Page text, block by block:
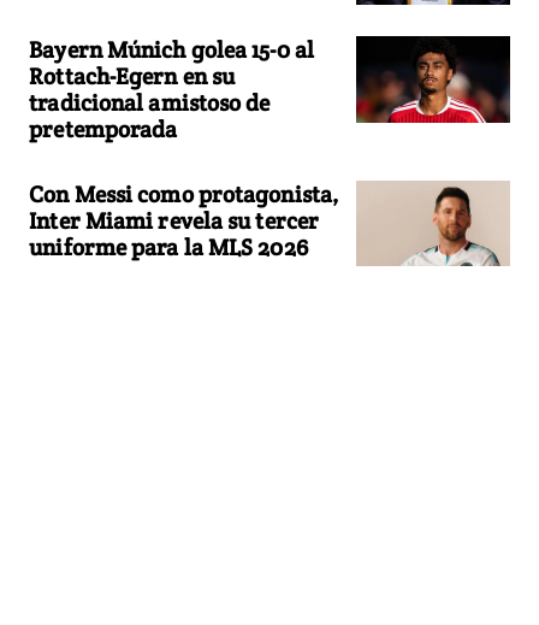
Bayern Múnich golea 15-0 al
Rottach-Egern en su
tradicional amistoso de
pretemporada
Con Messi como protagonista,
Inter Miami revela su tercer
uniforme para la MLS 2026